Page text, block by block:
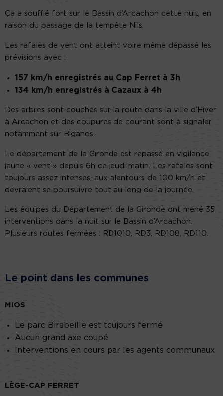
Ça a soufflé fort sur le Bassin d’Arcachon cette nuit, en
raison du passage de la tempête Nils.
Les rafales de vent ont atteint voire même dépassé les
prévisions avec :
157 km/h enregistrés au Cap Ferret à 3h
134 km/h enregistrés à Cazaux à 4h
Des arbres sont couchés sur la route dans la ville d’Hiver
à Arcachon et des coupures de courant sont à signaler
notamment sur Biganos.
Le département de la Gironde est repassé en vigilance
jaune « vent » depuis 6h ce jeudi matin. Les rafales sont
toujours assez intenses, aux alentours de 100 km/h et
devraient se poursuivre tout au long de la journée.
Les équipes du Département de la Gironde ont mené 35
interventions dans la nuit sur le Bassin d’Arcachon.
Plusieurs routes fermées : RD1010, RD3, RD108, RD110.
Le point dans les communes
MIOS
Le parc Birabeille est toujours fermé
Aucun grand axe coupé
Interventions en cours par les agents communaux
LÈGE-CAP FERRET